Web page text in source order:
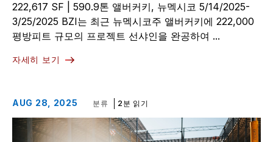
222,617 SF | 590.9톤 앨버커키, 뉴멕시코 5/14/2025-
3/25/2025 BZI는 최근 뉴멕시코주 앨버커키에 222,000
평방피트 규모의 프로젝트 선샤인을 완공하여 ...
자세히 보기
AUG 28, 2025 분류 2분 읽기